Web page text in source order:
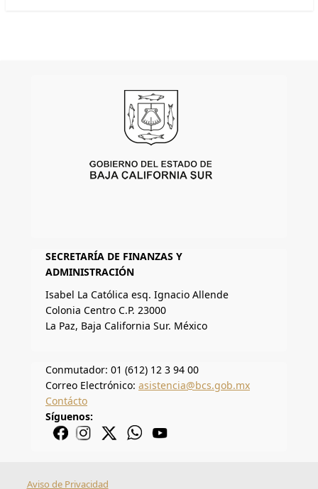
SECRETARÍA DE FINANZAS Y
ADMINISTRACIÓN
Isabel La Católica esq. Ignacio Allende
Colonia Centro C.P. 23000
La Paz, Baja California Sur. México
Conmutador: 01 (612) 12 3 94 00
Correo Electrónico: asistencia@bcs.gob.mx
Contácto
Síguenos:
Aviso de Privacidad